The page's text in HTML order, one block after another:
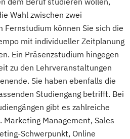
Bauingenieure
- Digital
- Sport- &
Wahl zwischen zwei
Fernstudium können Sie sich die
mit individueller Zeitplanung
Ein Präsenzstudium hingegen
zu den Lehrveranstaltungen
Sie haben ebenfalls die
Studiengang betrifft. Bei
gibt es zahlreiche
Marketing Management, Sales
Schwerpunkt, Online